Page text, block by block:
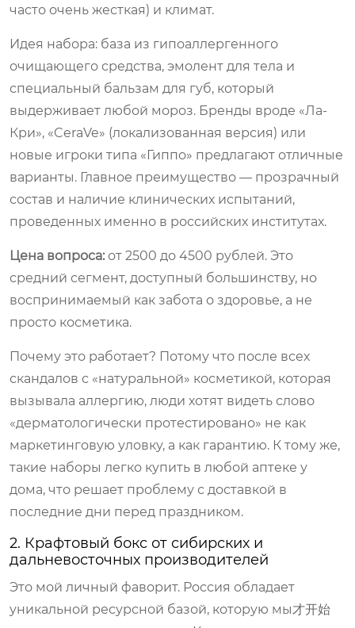
часто очень жесткая) и климат.
Идея набора: база из гипоаллергенного
очищающего средства, эмолент для тела и
специальный бальзам для губ, который
выдерживает любой мороз. Бренды вроде «Ла-
Кри», «CeraVe» (локализованная версия) или
новые игроки типа «Гиппо» предлагают отличные
варианты. Главное преимущество — прозрачный
состав и наличие клинических испытаний,
проведенных именно в российских институтах.
Цена вопроса: от 2500 до 4500 рублей. Это
средний сегмент, доступный большинству, но
воспринимаемый как забота о здоровье, а не
просто косметика.
Почему это работает? Потому что после всех
скандалов с «натуральной» косметикой, которая
вызывала аллергию, люди хотят видеть слово
«дерматологически протестировано» не как
маркетинговую уловку, а как гарантию. К тому же,
такие наборы легко купить в любой аптеке у
дома, что решает проблему с доставкой в
последние дни перед праздником.
2. Крафтовый бокс от сибирских и
дальневосточных производителей
Это мой личный фаворит. Россия обладает
уникальной ресурсной базой, которую мы才开始